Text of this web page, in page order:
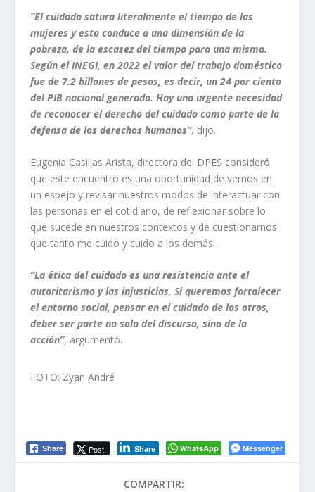
“El cuidado satura literalmente el tiempo de las
mujeres y esto conduce a una dimensión de la
pobreza, de la escasez del tiempo para una misma.
Según el INEGI, en 2022 el valor del trabajo doméstico
fue de 7.2 billones de pesos, es decir, un 24 por ciento
del PIB nacional generado. Hay una urgente necesidad
de reconocer el derecho del cuidado como parte de la
defensa de los derechos humanos”, dijo.
Eugenia Casillas Arista, directora del DPES consideró
que este encuentro es una oportunidad de vernos en
un espejo y revisar nuestros modos de interactuar con
las personas en el cotidiano, de reflexionar sobre lo
que sucede en nuestros contextos y de cuestionarnos
que tanto me cuido y cuido a los demás.
“La ética del cuidado es una resistencia ante el
autoritarismo y las injusticias. Si queremos fortalecer
el entorno social, pensar en el cuidado de los otros,
deber ser parte no solo del discurso, sino de la
acción”, argumentó.
FOTO: Zyan André
Share Post Share WhatsApp Messenger
COMPARTIR: